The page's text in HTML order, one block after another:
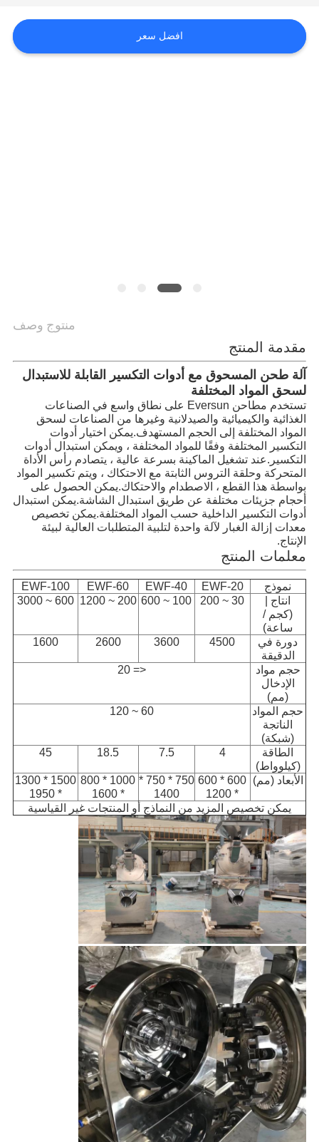
اطلب
اقتباس
افضل سعر
منتوج وصف
مقدمة المنتج
آلة طحن المسحوق مع أدوات التكسير القابلة للاستبدال
لسحق المواد المختلفة
الإنتاج.
معلمات المنتج
نموذج EWF-20
EWF-40
EWF-60
EWF-100
انتاج |
(كجم /
ساعة)
30 ~ 200
100 ~ 600
200 ~ 1200
600 ~ 3000
دورة في
الدقيقة
4500
3600
2600
1600
حجم مواد
الإدخال
(مم)
<= 20
حجم المواد
الناتجة
(شبكة)
60 ~ 120
الطاقة
(كيلوواط)
4
7.5
18.5
45
الأبعاد (مم)
600 * 600
* 1200
750 * 750 *
1400
1000 * 800
* 1600
1500 * 1300
* 1950
يمكن تخصيص المزيد من النماذج أو المنتجات غير القياسية